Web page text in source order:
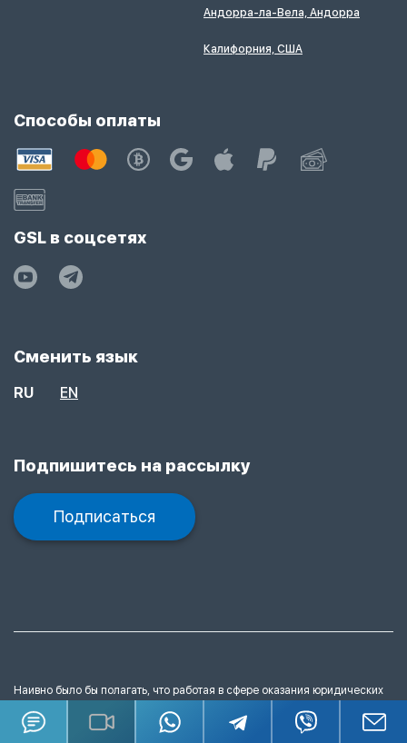
Андорра-ла-Вела, Андорра
Калифорния, США
Способы оплаты
GSL в соцсетях
Сменить язык
RU EN
Подпишитесь на рассылку
Подписаться
Наивно было бы полагать, что работая в сфере оказания юридических
услуг, мы не имеем представления
о порядке и способах защиты своих
прав на тексты, рисунки, графические изображения, видеоматериалы и